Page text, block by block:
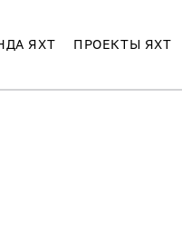
ЯХТ ПРОЕКТЫ ЯХТ